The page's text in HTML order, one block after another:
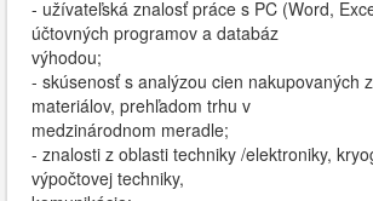
- užívateľská znalosť práce s PC (Word,
účtovných programov a databáz
výhodou;
- skúsenosť s analýzou cien nakupovaných
materiálov, prehľadom trhu v
medzinárodnom meradle;
- znalosti z oblasti techniky /elektroniky,
výpočtovej techniky,